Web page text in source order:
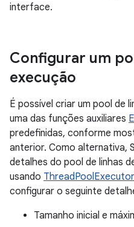
interface.
Configurar um
execução
É possível criar um pool de
uma das funções auxiliares
predefinidas, conforme
anterior. Como alternativa,
detalhes do pool de linhas
usando ThreadPoolExecutor
configurar o seguinte
Tamanho inicial e